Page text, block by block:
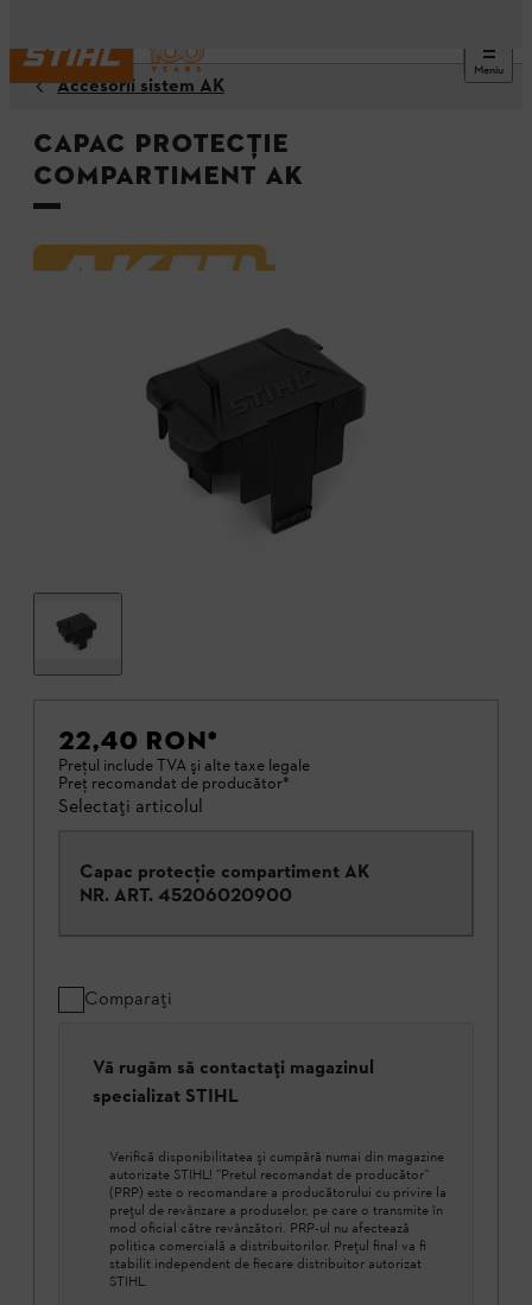
Meniu
Accesorii sistem AK
Capac protecţie
compartiment AK
22,40 RON*
Preţul include TVA şi alte taxe legale
Preţ recomandat de producător*
Selectați articolul
Capac protecţie compartiment AK
NR. ART. 45206020900
Comparați
Vă rugăm să contactați magazinul
specializat STIHL
Verifică disponibilitatea şi cumpără numai din magazine
autorizate STIHL! ”Pretul recomandat de producător”
(PRP) este o recomandare a producătorului cu privire la
prețul de revânzare a produselor, pe care o transmite în
mod oficial către revânzători. PRP-ul nu afectează
politica comercială a distribuitorilor. Prețul final va fi
stabilit independent de fiecare distribuitor autorizat
STIHL.